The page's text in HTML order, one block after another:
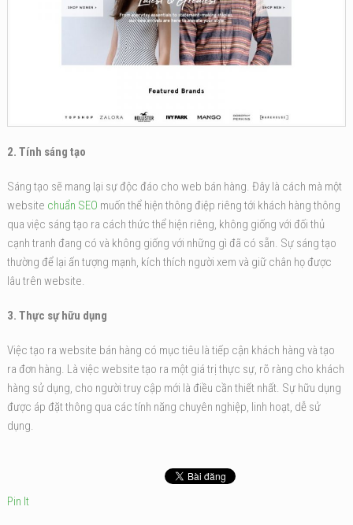
2. Tính sáng tạo
Sáng tạo sẽ mang lại sự độc đáo cho web bán hàng. Đây là cách mà một
website chuẩn SEO muốn thể hiện thông điệp riêng tới khách hàng thông
qua việc sáng tạo ra cách thức thể hiện riêng, không giống với đối thủ
cạnh tranh đang có và không giống với những gì đã có sẵn. Sự sáng tạo
thường để lại ấn tượng mạnh, kích thích người xem và giữ chân họ được
lâu trên website.
3. Thực sự hữu dụng
Việc tạo ra website bán hàng có mục tiêu là tiếp cận khách hàng và tạo
ra đơn hàng. Là việc website tạo ra một giá trị thực sự, rõ ràng cho khách
hàng sử dụng, cho người truy cập mới là điều cần thiết nhất. Sự hữu dụng
được áp đặt thông qua các tính năng chuyên nghiệp, linh hoạt, dễ sử
dụng.
Pin It